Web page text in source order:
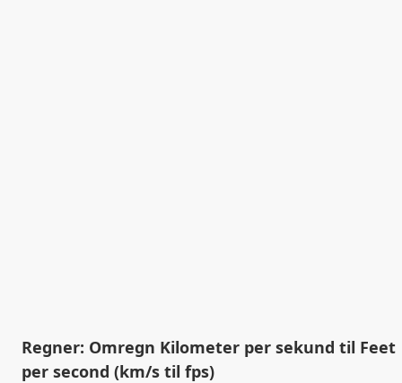
Regner: Omregn Kilometer per sekund til Feet
per second (km/s til fps)